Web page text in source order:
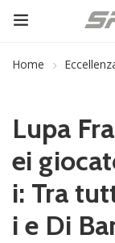
Home
Lupa
ei
i: Tra
i e Di